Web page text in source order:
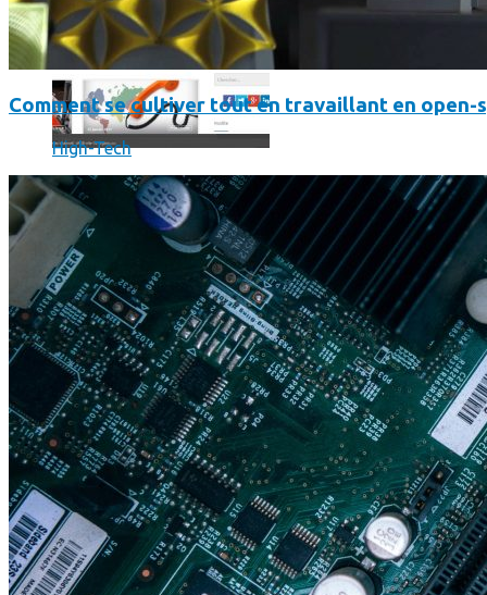
Où en sont les forfaits mobiles pour les pros ?
SmartPhone
Comment se cultiver tout en travaillant en open-
High-Tech